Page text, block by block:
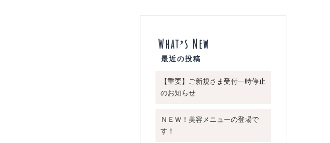
What’s New
【重要】ご新規さま受付一時停止
のお知らせ
ＮＥＷ！美容メニューの登場で
す！